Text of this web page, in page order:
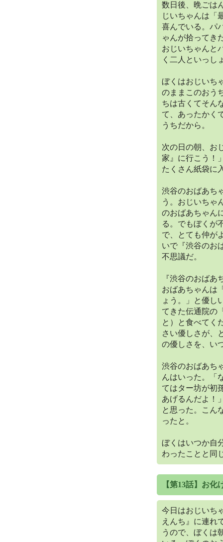
数日後、晩ごは
じいちゃんは「
喜んでいる。パ
ゃんが拾ってき
おじいちゃんと
く二人といっし
ぼくはおじいち
のままこのおう
ちは古くてそん
て、あったかく
うちだから。
次の日の朝、お
家』に行こう！
たくさん紙袋に
渋谷のおばあち
う。おじいちゃ
のおばあちゃん
る。でもぼくが
で、とても仲が
いで『渋谷のお
不思議だ。
『渋谷のおば
おばあちゃんは
ょう。」と優し
てきた伝通院の
と）と食べてく
さい優しさが、
の優しさを、い
渋谷のおばあち
んはいった。「
てはター坊が初
あげるんだよ！
と思った。こん
ったと。
ぼくはいつか自
わったことと同
【第13話】お化
今日はおじいち
えんち』に連れ
うので、ぼくは